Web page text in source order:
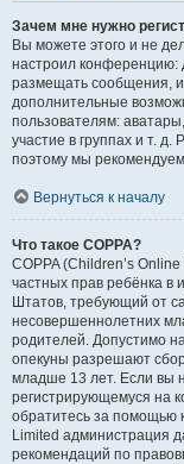
Зачем мне нужно
Вы можете этого и не
настроил конференцию:
размещать сообщения,
дополнительные
пользователям:
участие в группах и т. д.
поэтому мы
Вернуться к началу
Что такое COPPA?
COPPA (Children’s
частных прав ребёнка в
Штатов, требующий от
несовершеннолетних
родителей. Допустимо
опекуны разрешают
младше 13 лет. Если вы
регистрирующемуся на
обратитесь за помощью
Limited администрация
рекомендаций по